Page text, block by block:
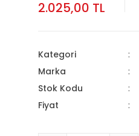
2.025,00 TL
Kategori
Marka
Stok Kodu
Fiyat